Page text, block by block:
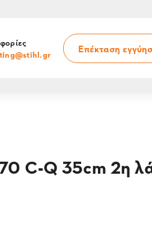
Επέκταση
C-Q 35cm 2η